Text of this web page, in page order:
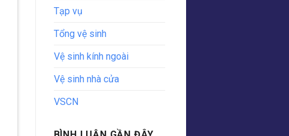
Tạp vụ
Tổng vệ sinh
Vệ sinh kính ngoài
Vệ sinh nhà cửa
VSCN